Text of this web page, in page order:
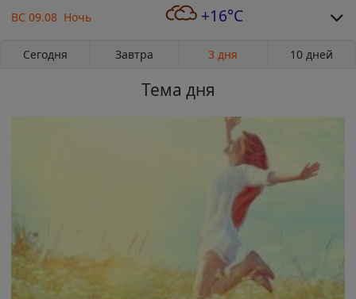
ВС 09.08 Ночь +16°C
Сегодня Завтра 3 дня 10 дней
Тема дня